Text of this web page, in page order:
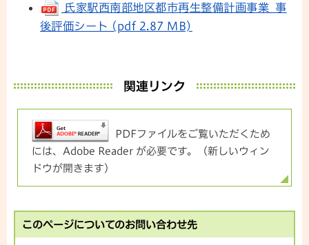
氏家駅西南部地区都市再生整備計画事業 事
後評価シート (pdf 2.87 MB)
関連リンク
PDFファイルをご覧いただくため
には、Adobe Reader が必要です。（新しいウィン
ドウが開きます）
このページについてのお問い合わせ先